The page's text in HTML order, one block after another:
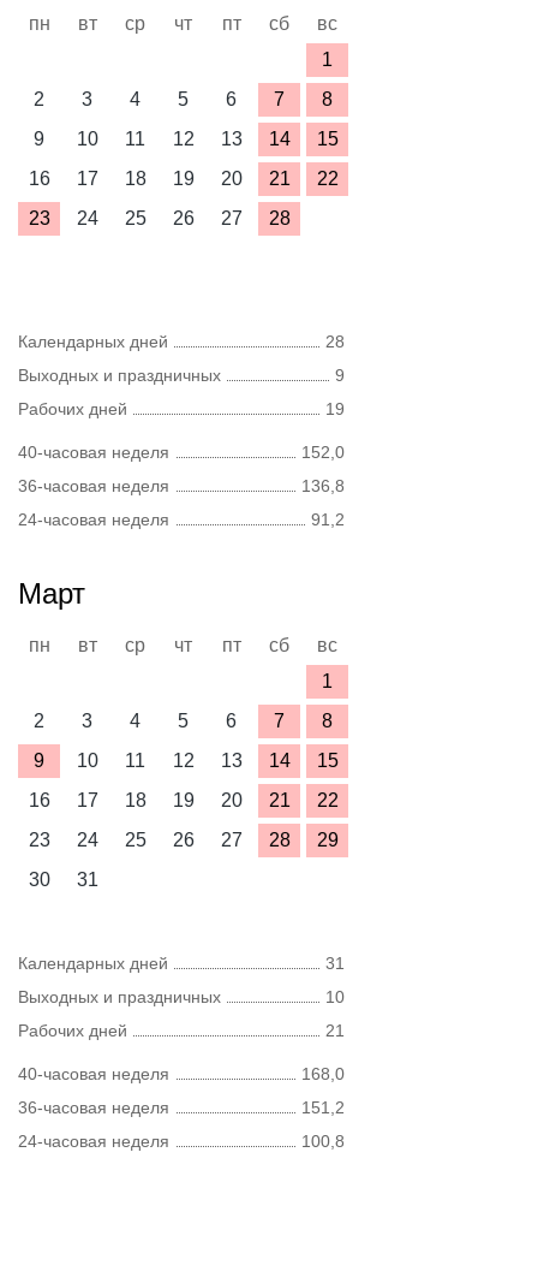
пн вт ср чт пт сб
вс
1
2
3 4 5 6 7
8
9
10 11 12 13 14
15
16
17 18 19 20 21
22
23
24 25 26 27 28
Календарных дней
28
Выходных и праздничных
9
Рабочих дней
19
40-часовая неделя
152,0
36-часовая неделя
136,8
24-часовая неделя
91,2
Март
пн вт ср чт пт сб
вс
1
2
3 4 5 6 7
8
9
10 11 12 13 14
15
16
17 18 19 20 21
22
23
24 25 26 27 28
29
30
31
Календарных дней
31
Выходных и праздничных
10
Рабочих дней
21
40-часовая неделя
168,0
36-часовая неделя
151,2
24-часовая неделя
100,8